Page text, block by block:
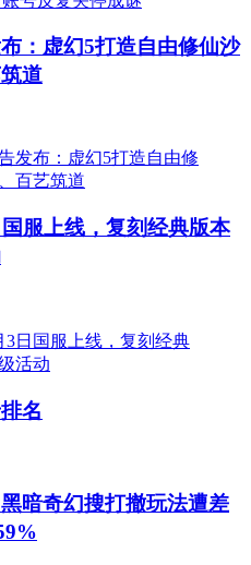
：虚幻5打造自由修仙沙
道
服上线，复刻经典版本
名
暗奇幻搜打撤玩法遭差